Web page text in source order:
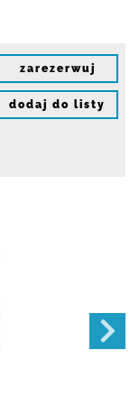
zarezerwuj
dodaj do listy